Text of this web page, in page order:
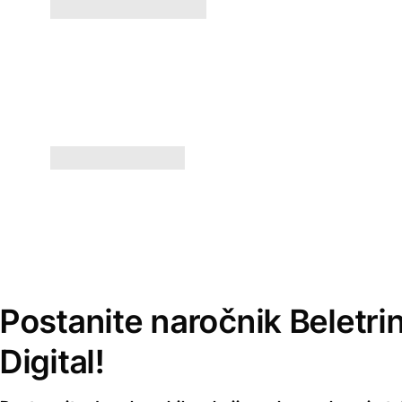
Postanite naročnik
Digital!